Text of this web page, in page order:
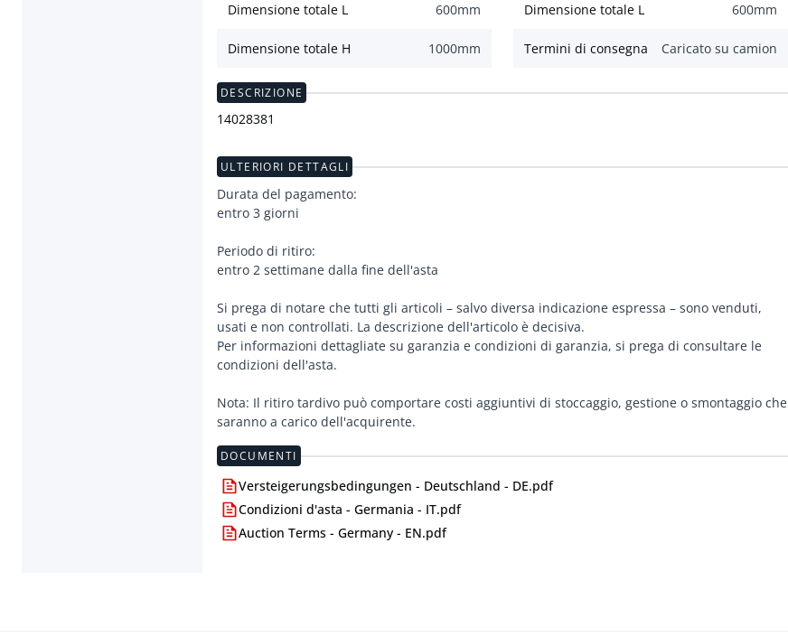
Dimensione totale L 600mm Dimensione totale L 600mm
Dimensione totale H 1000mm Termini di consegna Caricato su camion
DESCRIZIONE
14028381
ULTERIORI DETTAGLI
Durata del pagamento:
entro 3 giorni
Periodo di ritiro:
entro 2 settimane dalla fine dell'asta
Si prega di notare che tutti gli articoli – salvo diversa indicazione espressa – sono venduti,
usati e non controllati. La descrizione dell'articolo è decisiva.
Per informazioni dettagliate su garanzia e condizioni di garanzia, si prega di consultare le
condizioni dell'asta.
Nota: Il ritiro tardivo può comportare costi aggiuntivi di stoccaggio, gestione o smontaggio che
saranno a carico dell'acquirente.
DOCUMENTI
Versteigerungsbedingungen - Deutschland - DE.pdf
Condizioni d'asta - Germania - IT.pdf
Auction Terms - Germany - EN.pdf